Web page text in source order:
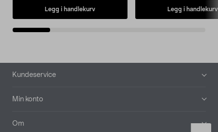
Legg i handlekurv Legg i handlekurv
Bunntekst
Kundeservice
Min konto
Om